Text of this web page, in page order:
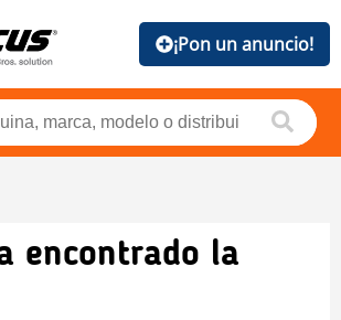
¡Pon un anuncio!
encontrado la